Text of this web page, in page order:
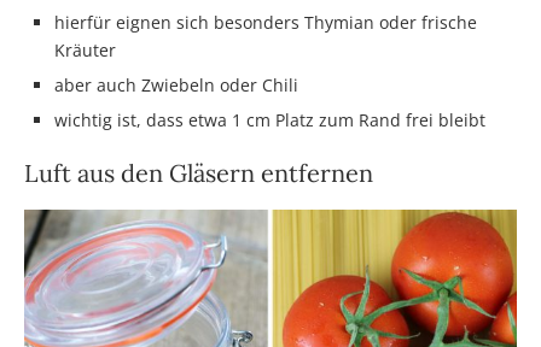
hierfür eignen sich besonders Thymian oder frische
Kräuter
aber auch Zwiebeln oder Chili
wichtig ist, dass etwa 1 cm Platz zum Rand frei bleibt
Luft aus den Gläsern entfernen